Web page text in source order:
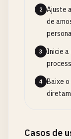
2
Ajuste
de
3
Inicie a
4
Baixe
Casos de